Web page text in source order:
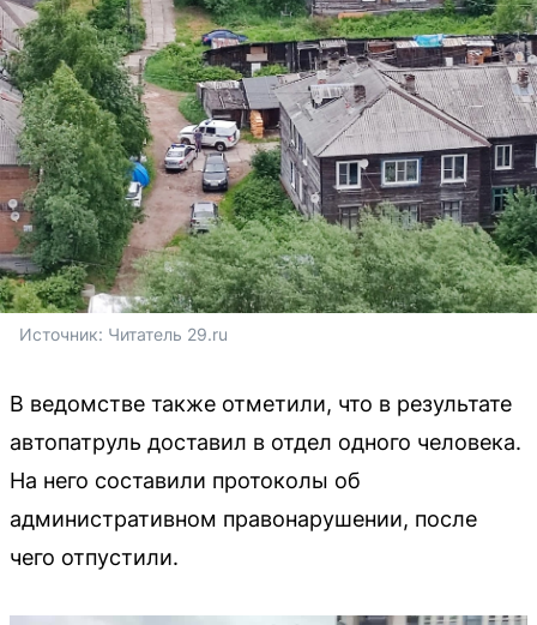
Источник: Читатель 29.ru
В ведомстве также отметили, что в результате
автопатруль доставил в отдел одного человека.
На него составили протоколы об
административном правонарушении, после
чего отпустили.